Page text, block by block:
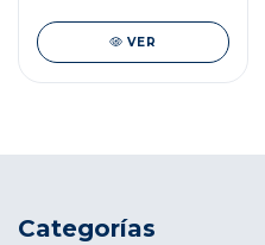
VER
Categorías